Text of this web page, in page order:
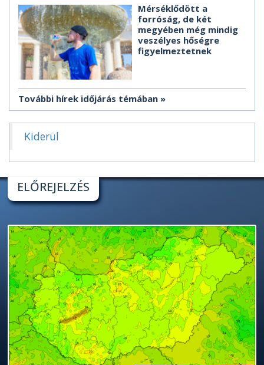
Mérséklődött a
forróság, de két
megyében még mindig
veszélyes hőségre
figyelmeztetnek
További hírek időjárás témában
Kiderül
ELŐREJELZÉS